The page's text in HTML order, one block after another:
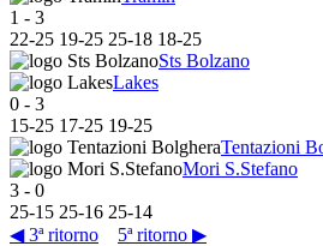
1 - 3
22-25 19-25 25-18 18-25
Sts Bolzano
Lakes
0 - 3
15-25 17-25 19-25
Tentazioni
Mori S.Stefano
3 - 0
25-15 25-16 25-14
◀ 3ª ritorno
5ª ritorno ▶